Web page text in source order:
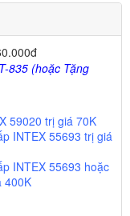
835 (hoặc Tặng
59020 trị giá 70K
INTEX 55693 trị giá
INTEX 55693 hoặc
400K